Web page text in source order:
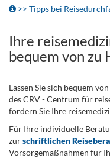
>> Tipps bei
Ihre
bequem von zu
Lassen Sie sich bequem
des CRV - Centrum für
fordern Sie Ihre
Für Ihre individuelle
zurschriftlichen
Vorsorgemaßnahmen für